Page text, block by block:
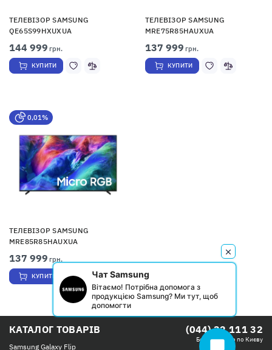
ТЕЛЕВІЗОР SAMSUNG
QE65S99HXUXUA
144 999 грн.
КУПИТИ
ТЕЛЕВІЗОР SAMSUNG
MRE75R85HAUXUA
137 999 грн.
КУПИТИ
0,01%
ТЕЛЕВІЗОР SAMSUNG
MRE85R85HAUXUA
137 999 грн.
КУПИТИ
КАТАЛОГ ТОВАРІВ
Samsung Galaxy Flip
(044) 32 111 32
Безкоштовно по Києву
Чат Samsung
Вітаємо! Потрібна допомога з
продукцією Samsung? Ми тут, щоб
допомогти
chat_bubble